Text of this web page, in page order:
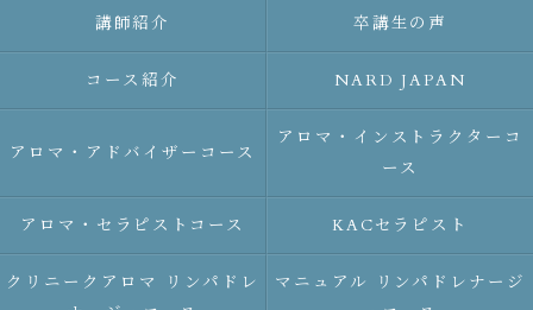
講師紹介 卒講生の声
コース紹介 NARD JAPAN
アロマ・アドバイザーコース
アロマ・インストラクターコ
ース
アロマ・セラピストコース KACセラピスト
クリニークアロマ リンパドレ
マニュアル リンパドレナージ